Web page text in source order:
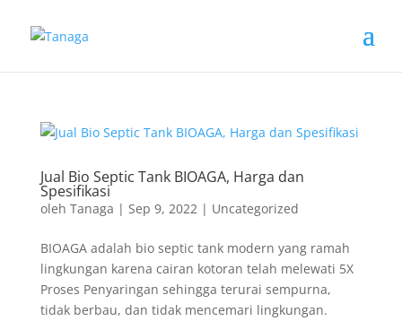
Jual Bio Septic Tank BIOAGA, Harga dan
Spesifikasi
oleh Tanaga | Sep 9, 2022| Uncategorized
BIOAGA adalah bio septic tank modern yang ramah
lingkungan karena cairan kotoran telah melewati 5X
Proses Penyaringan sehingga terurai sempurna,
tidak berbau, dan tidak mencemari lingkungan.